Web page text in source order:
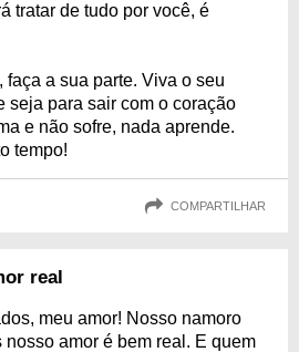
tratar de tudo por você, é
faça a sua parte. Viva o seu
seja para sair com o coração
e não sofre, nada aprende.
tempo!
COMPARTILHAR
real
meu amor! Nosso namoro
amor é bem real. E quem